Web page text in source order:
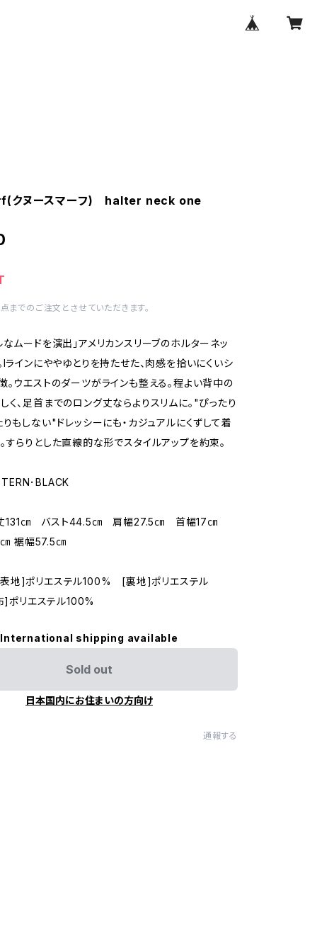
クヌースマーフ) halter neck one
までのご注文とさせていただきます。
なムードを演出」アメリカンスリーブのホルターネッ
Iラインにややゆとりを持たせた、肉感を拾いにくいシ
。ウエストのダーツがラインも整える。程よい背中の
く、足首までのロング丈ならよりスリムに。"ぴったり
りもしない"ドレッシーにも・カジュアルにくずして着
すらりとした直線的な形でスタイルアップを約束。
･BLACK
131㎝ バスト44.5㎝ 肩幅27.5㎝ 首幅17㎝
裾幅57.5㎝
地]ポリエステル100% [裏地]ポリエステル
リエステル100%
International shipping available
Sold out
日本国内にお住まいの方向け
通報する